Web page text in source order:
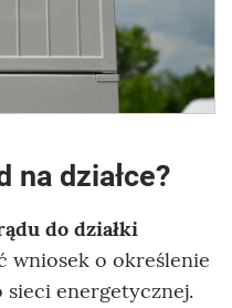
na działce?
do działki
wniosek o określenie
sieci energetycznej.